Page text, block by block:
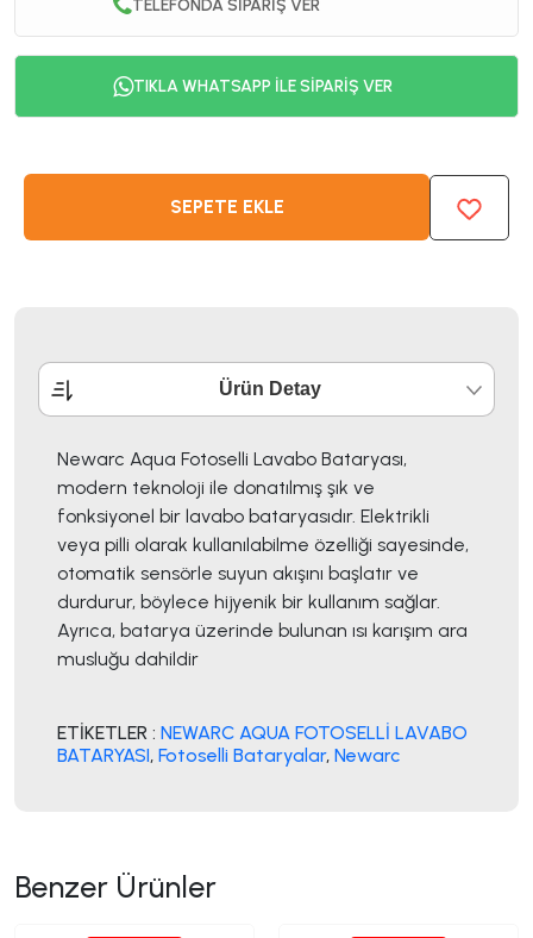
TELEFONDA SİPARİŞ VER
TIKLA WHATSAPP İLE SİPARİŞ VER
SEPETE EKLE
Ürün Detay
Newarc Aqua Fotoselli Lavabo Bataryası,
modern teknoloji ile donatılmış şık ve
fonksiyonel bir lavabo bataryasıdır. Elektrikli
veya pilli olarak kullanılabilme özelliği sayesinde,
otomatik sensörle suyun akışını başlatır ve
durdurur, böylece hijyenik bir kullanım sağlar.
Ayrıca, batarya üzerinde bulunan ısı karışım ara
musluğu dahildir
ETİKETLER : NEWARC AQUA FOTOSELLİ LAVABO
BATARYASI, Fotoselli Bataryalar, Newarc
Benzer Ürünler